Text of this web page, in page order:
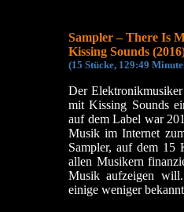
Sampler – There Is
Kissing Sounds
(15 Stücke, 129:49 Minu
Der
mit Kissing Sounds
auf dem Label war
Musik im Internet
Sampler, auf dem 15
allen Musikern
Musik aufzeigen
einige weniger